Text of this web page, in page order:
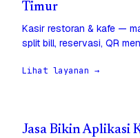
Timur
Kasir restoran & kafe —
split bill, reservasi, QR
Lihat layanan →
Jasa Bikin Aplikasi